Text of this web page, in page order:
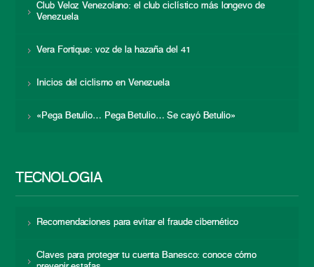
Club Veloz Venezolano: el club ciclístico más longevo de
Venezuela
Vera Fortique: voz de la hazaña del 41
Inicios del ciclismo en Venezuela
«Pega Betulio… Pega Betulio… Se cayó Betulio»
TECNOLOGÍA
Recomendaciones para evitar el fraude cibernético
Claves para proteger tu cuenta Banesco: conoce cómo